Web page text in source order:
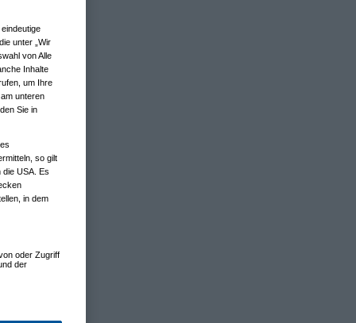
unter „Wir
von Alle
Inhalte
um Ihre
unteren
Sie in
so gilt
die USA. Es
in dem
oder Zugriff
der